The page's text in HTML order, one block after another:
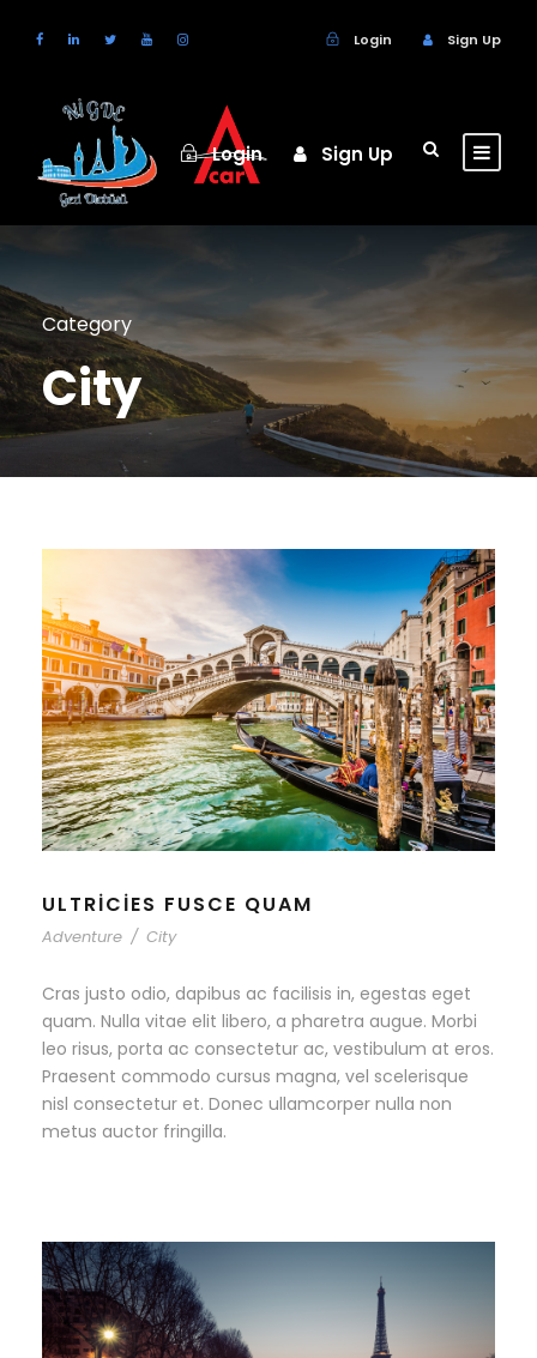
Login Sign Up
Login Sign Up
Category
City
ULTRICIES FUSCE QUAM
Adventure / City
Cras justo odio, dapibus ac facilisis in, egestas eget
quam. Nulla vitae elit libero, a pharetra augue. Morbi
leo risus, porta ac consectetur ac, vestibulum at eros.
Praesent commodo cursus magna, vel scelerisque
nisl consectetur et. Donec ullamcorper nulla non
metus auctor fringilla.